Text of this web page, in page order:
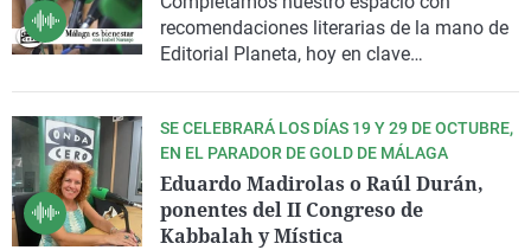
recomendaciones literarias de la mano de
Editorial Planeta, hoy en clave
SE CELEBRARÁ LOS DÍAS 19 Y 29 DE OCTUBRE,
EN EL PARADOR DE GOLD DE MÁLAGA
Eduardo Madirolas o Raúl Durán,
ponentes del II Congreso de
Kabbalah y Mística